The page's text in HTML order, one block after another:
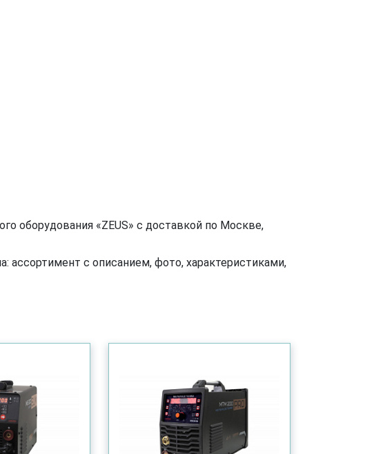
оборудования «ZEUS» с доставкой по Москве,
ассортимент с описанием, фото, характеристиками,